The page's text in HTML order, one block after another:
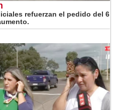
refuerzan el pedido del 6